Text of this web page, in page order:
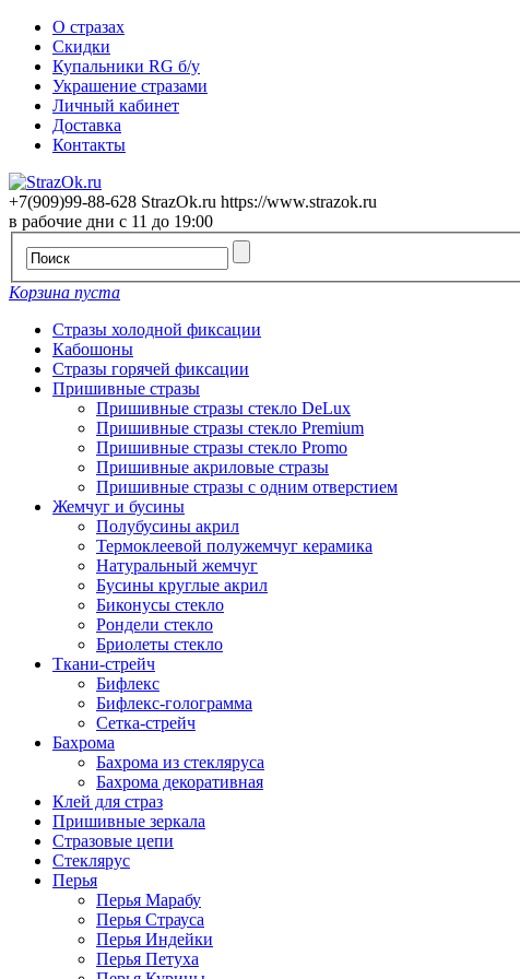
О стразах
Скидки
Купальники RG б/у
Украшение стразами
Личный кабинет
Доставка
Контакты
+7(909)99-88-628 StrazOk.ru https://www.strazok.ru
в рабочие дни с 11 до 19:00
Корзина пуста
Стразы холодной фиксации
Кабошоны
Стразы горячей фиксации
Пришивные стразы
Пришивные стразы стекло DeLux
Пришивные стразы стекло Premium
Пришивные стразы стекло Promo
Пришивные акриловые стразы
Пришивные стразы с одним отверстием
Жемчуг и бусины
Полубусины акрил
Термоклеевой полужемчуг керамика
Натуральный жемчуг
Бусины круглые акрил
Биконусы стекло
Рондели стекло
Бриолеты стекло
Ткани-стрейч
Бифлекс
Бифлекс-голограмма
Сетка-стрейч
Бахрома
Бахрома из стекляруса
Бахрома декоративная
Клей для страз
Пришивные зеркала
Cтразовые цепи
Стеклярус
Перья
Перья Марабу
Перья Страуса
Перья Индейки
Перья Петуха